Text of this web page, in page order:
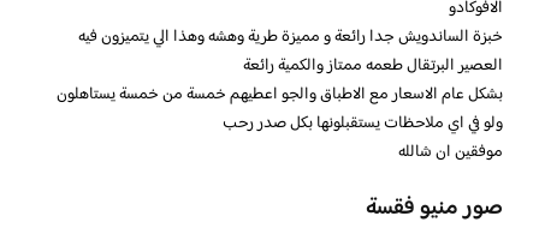
الافوكادو
خبزة الساندويش جدا رائعة و مميزة طرية وهشه وهذا الي يتميزون فيه
العصير البرتقال طعمه ممتاز والكمية رائعة
بشكل عام الاسعار مع الاطباق والجو اعطيهم خمسة من خمسة يستاهلون
ولو في اي ملاحظات يستقبلونها بكل صدر رحب
موفقين ان شالله
صور منيو فقسة